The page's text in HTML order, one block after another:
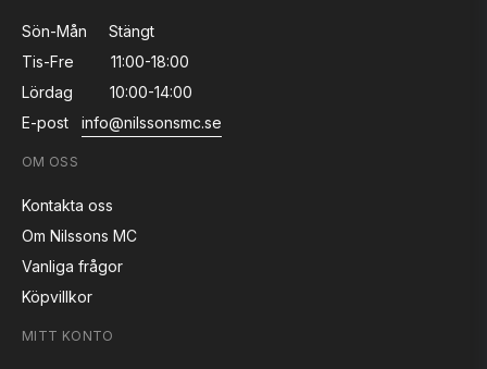
Sön-Mån
Stängt
Tis-Fre
11:00-18:00
Lördag
10:00-14:00
E-post
info@nilssonsmc.se
OM OSS
Kontakta oss
Om Nilssons MC
Vanliga frågor
Köpvillkor
MITT KONTO